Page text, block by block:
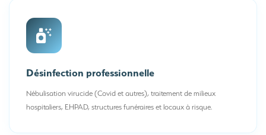
Désinfection professionnelle
Nébulisation virucide (Covid et autres), traitement de milieux
hospitaliers, EHPAD, structures funéraires et locaux à risque.